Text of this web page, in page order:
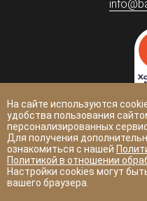
Тверская
700 м северо-
Адрес юридического
Кимрский,
На сайте используются
удобства пользования
персонализированных
Для получения
ознакомиться с нашей
Политикой в отношении
Настройки cookies могут
вашего браузера.